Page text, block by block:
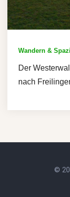
Wandern &
Der
nach
©